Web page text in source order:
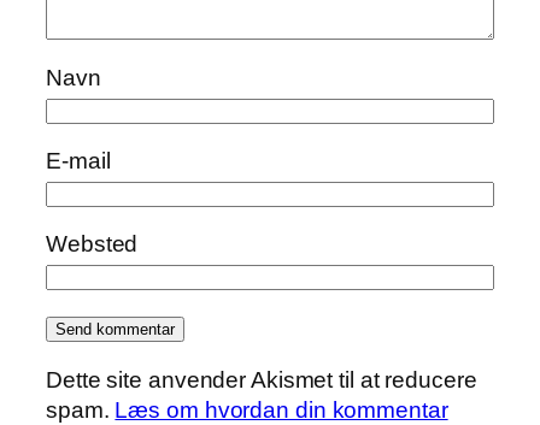
Navn
E-mail
Websted
Dette site anvender Akismet til at reducere
spam. Læs om hvordan din kommentar